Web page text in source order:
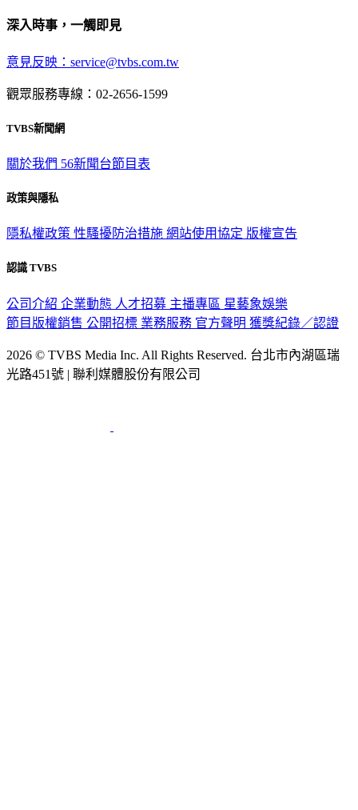
深入時事，一觸即見
意見反映：service@tvbs.com.tw
觀眾服務專線：02-2656-1599
TVBS新聞網
關於我們 56新聞台節目表
政策與隱私
隱私權政策 性騷擾防治措施 網站使用協定 版權宣告
認識 TVBS
公司介紹 企業動態 人才招募 主播專區 星藝象娛樂
節目版權銷售 公開招標 業務服務 官方聲明 獲獎紀錄／認證
2026 © TVBS Media Inc. All Rights Reserved. 台北市內湖區瑞
光路451號 | 聯利媒體股份有限公司